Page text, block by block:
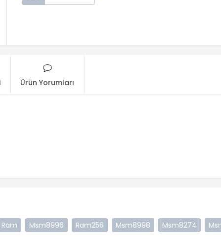
Ürün Yorumları
Msm8996 Ram256 Msm8998 Msm8274